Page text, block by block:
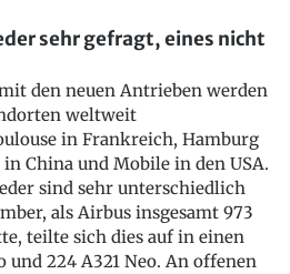
sehr gefragt, eines nicht
den neuen Antrieben werden
weltweit
in Frankreich, Hamburg
China und Mobile in den USA.
sind sehr unterschiedlich
als Airbus insgesamt 973
teilte sich dies auf in einen
und 224 A321 Neo. An offenen